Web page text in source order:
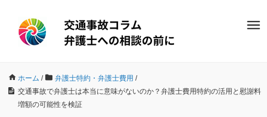
ホーム / 弁護士特約・弁護士費用 /
交通事故で弁護士は本当に意味がないのか？弁護士費用特約の活用と慰謝料
増額の可能性を検証